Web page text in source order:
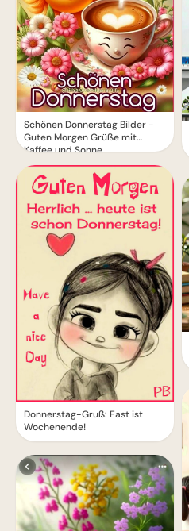
Schönen Donnerstag Bilder -
Guten Morgen Grüße mit
Kaffee und Sonne
Donnerstag-Gruß: Fast ist
Wochenende!